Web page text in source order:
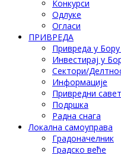
Конкурси
Одлуке
Огласи
ПРИВРЕДА
Привреда у
Инвестирај у
Сектори/
Информације
Привредни савет
Подршка
Радна снага
Локална самоуправа
Градоначелник
Градско веће